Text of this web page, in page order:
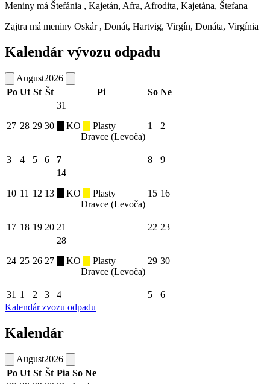
Meniny má Štefánia , Kajetán, Afra, Afrodita, Kajetána, Štefana
Zajtra má meniny Oskár , Donát, Hartvig, Virgín, Donáta, Virgínia
Kalendár vývozu odpadu
August2026
Po Ut St Št Pi So Ne
27 28 29 30
31
KO
Plasty
Dravce (Levoča)
1 2
3 4 5 6 7 8 9
10 11 12 13
14
KO
Plasty
Dravce (Levoča)
15 16
17 18 19 20 21 22 23
24 25 26 27
28
KO
Plasty
Dravce (Levoča)
29 30
31 1 2 3 4 5
6
Kalendár zvozu odpadu
Kalendár
August2026
Po Ut St Št Pia So Ne